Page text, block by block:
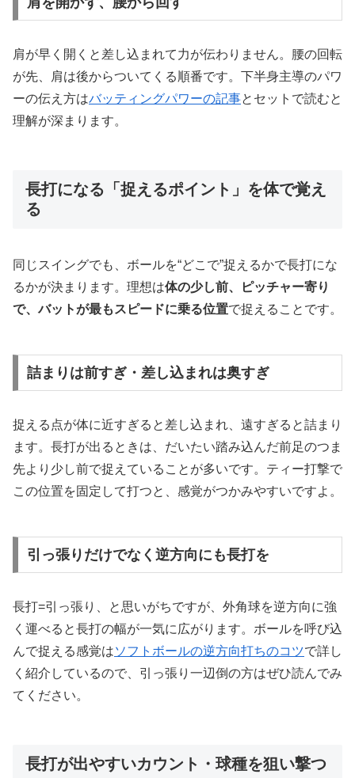
肩が早く開くと差し込まれて力が伝わりません。腰の回転
が先、肩は後からついてくる順番です。下半身主導のパワ
ーの伝え方はバッティングパワーの記事とセットで読むと
理解が深まります。
長打になる「捉えるポイント」を体で覚え
る
同じスイングでも、ボールを“どこで”捉えるかで長打にな
るかが決まります。理想は体の少し前、ピッチャー寄り
で、バットが最もスピードに乗る位置で捉えることです。
詰まりは前すぎ・差し込まれは奥すぎ
捉える点が体に近すぎると差し込まれ、遠すぎると詰まり
ます。長打が出るときは、だいたい踏み込んだ前足のつま
先より少し前で捉えていることが多いです。ティー打撃で
この位置を固定して打つと、感覚がつかみやすいですよ。
引っ張りだけでなく逆方向にも長打を
長打=引っ張り、と思いがちですが、外角球を逆方向に強
く運べると長打の幅が一気に広がります。ボールを呼び込
んで捉える感覚はソフトボールの逆方向打ちのコツで詳し
く紹介しているので、引っ張り一辺倒の方はぜひ読んでみ
てください。
長打が出やすいカウント・球種を狙い撃つ